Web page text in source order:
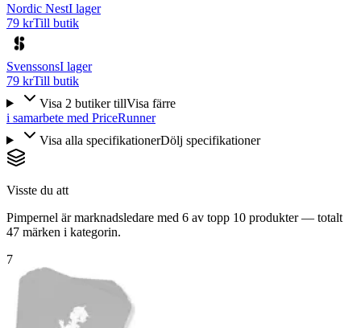
Nordic NestI lager
79 krTill butik
SvenssonsI lager
79 krTill butik
Visa 2 butiker tillVisa färre
i samarbete med PriceRunner
Visa alla specifikationerDölj specifikationer
Visste du att
Pimpernel är marknadsledare med 6 av topp 10 produkter — totalt
47 märken i kategorin.
7